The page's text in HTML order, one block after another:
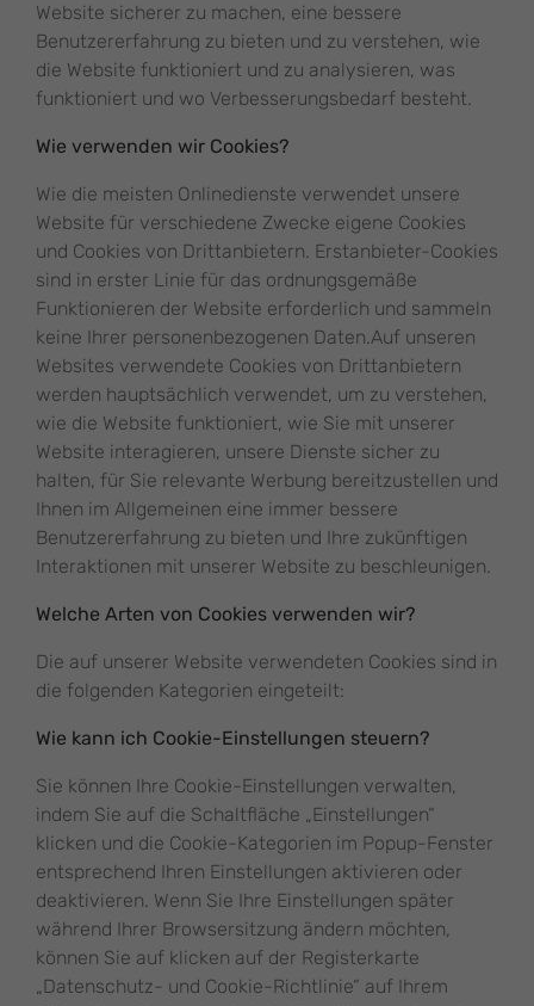
Website sicherer zu machen, eine bessere
Benutzererfahrung zu bieten und zu verstehen, wie
die Website funktioniert und zu analysieren, was
funktioniert und wo Verbesserungsbedarf besteht.
Wie verwenden wir Cookies?
Wie die meisten Onlinedienste verwendet unsere
Website für verschiedene Zwecke eigene Cookies
und Cookies von Drittanbietern. Erstanbieter-Cookies
sind in erster Linie für das ordnungsgemäße
Funktionieren der Website erforderlich und sammeln
keine Ihrer personenbezogenen Daten.Auf unseren
Websites verwendete Cookies von Drittanbietern
werden hauptsächlich verwendet, um zu verstehen,
wie die Website funktioniert, wie Sie mit unserer
Website interagieren, unsere Dienste sicher zu
halten, für Sie relevante Werbung bereitzustellen und
Ihnen im Allgemeinen eine immer bessere
Benutzererfahrung zu bieten und Ihre zukünftigen
Interaktionen mit unserer Website zu beschleunigen.
Welche Arten von Cookies verwenden wir?
Die auf unserer Website verwendeten Cookies sind in
die folgenden Kategorien eingeteilt:
Wie kann ich Cookie-Einstellungen steuern?
Sie können Ihre Cookie-Einstellungen verwalten,
indem Sie auf die Schaltfläche „Einstellungen“
klicken und die Cookie-Kategorien im Popup-Fenster
entsprechend Ihren Einstellungen aktivieren oder
deaktivieren. Wenn Sie Ihre Einstellungen später
während Ihrer Browsersitzung ändern möchten,
können Sie auf klicken auf der Registerkarte
„Datenschutz- und Cookie-Richtlinie“ auf Ihrem